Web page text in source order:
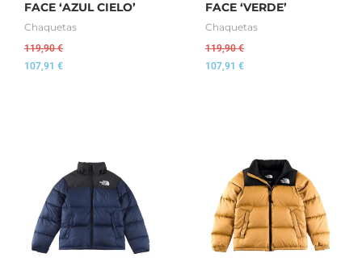
FACE ‘AZUL CIELO’
Chaquetas
119,90€
107,91 €
FACE ‘VERDE’
Chaquetas
119,90€
107,91 €